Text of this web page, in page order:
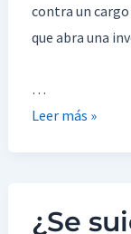
contra un cargo
que abra una
…
Leer más »
¿Se
¿Se